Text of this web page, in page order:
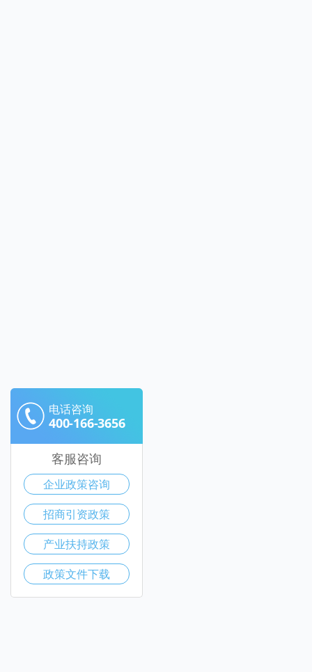
电话咨询
400-166-3656
客服咨询
企业政策咨询
招商引资政策
产业扶持政策
政策文件下载